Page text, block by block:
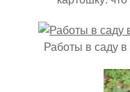
Работы в саду